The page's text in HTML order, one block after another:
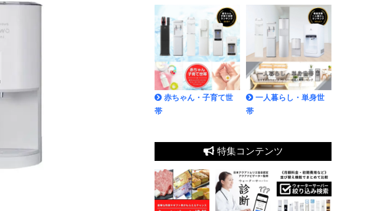
赤ちゃん・子育て世
帯
一人暮らし・単身世
帯
特集コンテンツ